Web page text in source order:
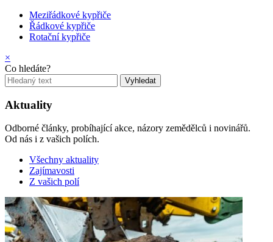
Meziřádkové kypřiče
Řádkové kypřiče
Rotační kypřiče
×
Co hledáte?
Aktuality
Odborné články, probíhající akce, názory zemědělců i novinářů.
Od nás i z vašich polích.
Všechny aktuality
Zajímavosti
Z vašich polí